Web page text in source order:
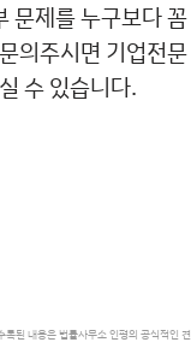
문제를 누구보다 꼼
의주시면 기업전문
수 있습니다.
된 내용은 법률사무소 인평의 공식적인 견